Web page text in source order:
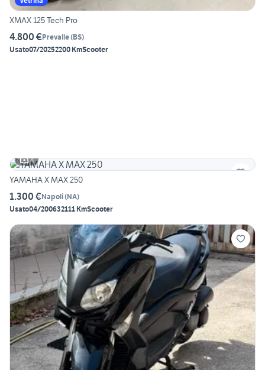
XMAX 125 Tech Pro
4.800 €Prevalle(BS)
Usato07/20252200 KmScooter
4
YAMAHA X MAX 250
1.300 €Napoli(NA)
Usato04/200632111 KmScooter